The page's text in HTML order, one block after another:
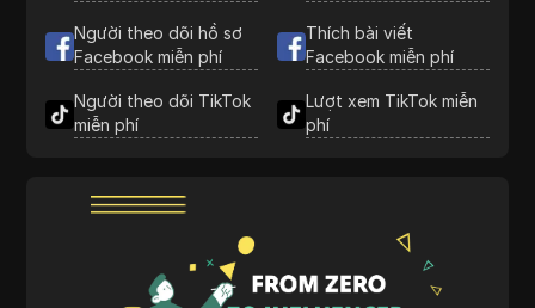
Người theo dõi hồ sơ
Facebook miễn phí
Thích bài viết
Facebook miễn phí
Người theo dõi TikTok
miễn phí
Lượt xem TikTok miễn
phí